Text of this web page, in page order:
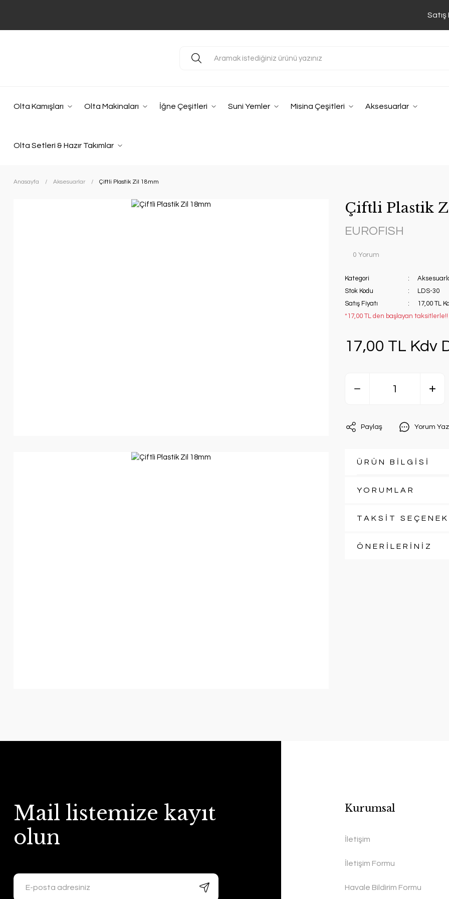
Satış
Olta Kamışları Olta Makinaları İğne Çeşitleri Suni Yemler Misina Çeşitleri Aksesuarlar
Olta Setleri & Hazır Takımlar
Anasayfa Aksesuarlar Çiftli Plastik Zil 18mm
Çiftli Plastik
EUROFISH
0 Yorum
Kategori
Stok Kodu
LDS-30
Satış Fiyatı
17,00 TL
*17,00 TL den başlayan taksitlerle!!
17,00 TL Kdv
Paylaş Yorum Yaz
ÜRÜN BİLGİSİ
YORUMLAR
TAKSİT
ÖNERİLERİNİZ
Mail listemize kayıt
olun
Kurumsal
İletişim
İletişim Formu
Havale Bildirim Formu